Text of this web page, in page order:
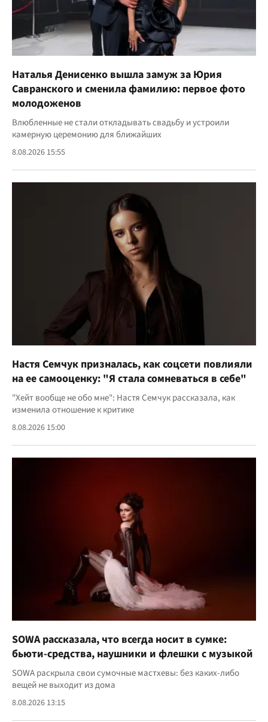
Наталья Денисенко вышла замуж за Юрия
Савранского и сменила фамилию: первое фото
молодоженов
Влюбленные не стали откладывать свадьбу и устроили
камерную церемонию для ближайших
8.08.2026 15:55
Настя Семчук призналась, как соцсети повлияли
на ее самооценку: "Я стала сомневаться в себе"
"Хейт вообще не обо мне": Настя Семчук рассказала, как
изменила отношение к критике
8.08.2026 15:00
SOWA рассказала, что всегда носит в сумке:
бьюти-средства, наушники и флешки с музыкой
SOWA раскрыла свои сумочные мастхевы: без каких-либо
вещей не выходит из дома
8.08.2026 13:15